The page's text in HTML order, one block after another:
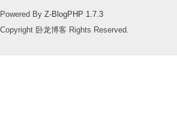
Powered By Z-BlogPHP 1.7.3
Copyright 卧龙博客 Rights Reserved.